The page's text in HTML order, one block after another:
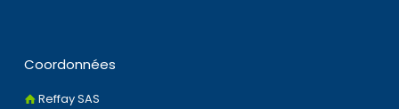
Coordonnées
Reffay SAS